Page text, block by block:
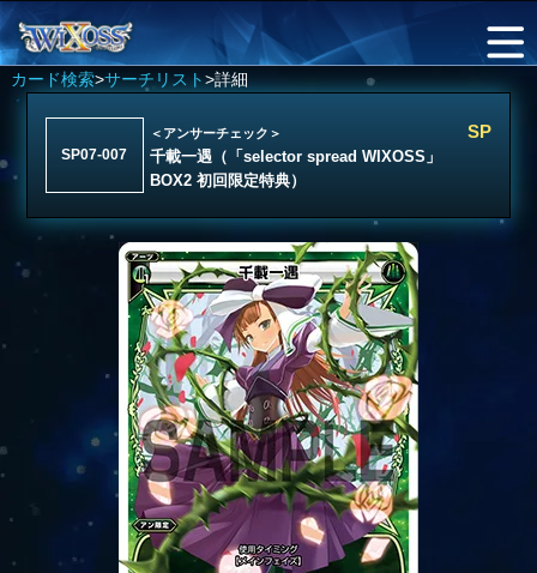
カード検索>サーチリスト>詳細
SP07-007
＜アンサーチェック＞
千載一遇（「selector spread WIXOSS」
BOX2 初回限定特典）
SP